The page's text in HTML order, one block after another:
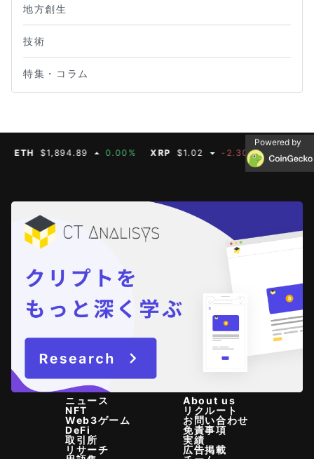
地方創生
技術
特集・コラム
ETH $1,894.89 0.00% XRP $1.02 -2.30% BNB
Powered by
ニュース
NFT
Web3ゲーム
DeFi
取引所
リサーチ
About us
リクルート
お問い合わせ
免責事項
実績
広告掲載